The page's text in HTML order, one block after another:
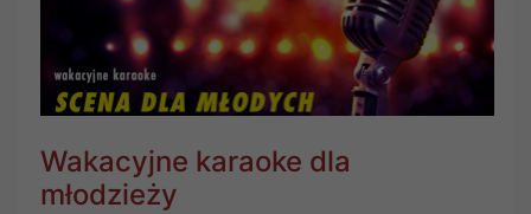
Wakacyjne karaoke dla
młodzieży